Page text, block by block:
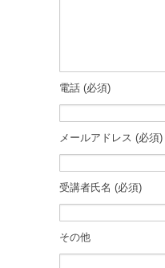
電話 (必須)
メールアドレス (必須)
受講者氏名 (必須)
その他